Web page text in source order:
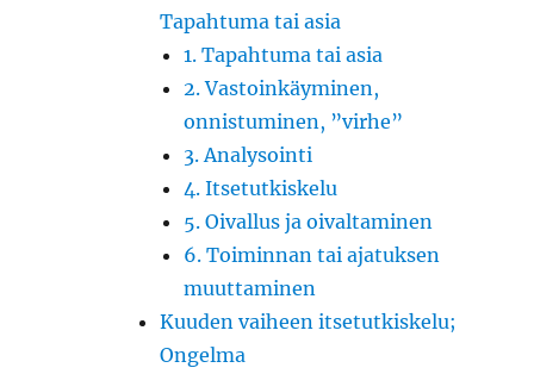
Tapahtuma tai asia
1. Tapahtuma tai asia
2. Vastoinkäyminen,
onnistuminen, ”virhe”
3. Analysointi
4. Itsetutkiskelu
5. Oivallus ja oivaltaminen
6. Toiminnan tai ajatuksen
muuttaminen
Kuuden vaiheen itsetutkiskelu;
Ongelma